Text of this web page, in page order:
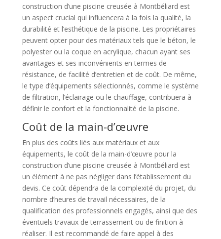
construction d’une piscine creusée à Montbéliard est
un aspect crucial qui influencera à la fois la qualité, la
durabilité et l’esthétique de la piscine. Les propriétaires
peuvent opter pour des matériaux tels que le béton, le
polyester ou la coque en acrylique, chacun ayant ses
avantages et ses inconvénients en termes de
résistance, de facilité d’entretien et de coût. De même,
le type d’équipements sélectionnés, comme le système
de filtration, l’éclairage ou le chauffage, contribuera à
définir le confort et la fonctionnalité de la piscine.
Coût de la main-d’œuvre
En plus des coûts liés aux matériaux et aux
équipements, le coût de la main-d’œuvre pour la
construction d’une piscine creusée à Montbéliard est
un élément à ne pas négliger dans l’établissement du
devis. Ce coût dépendra de la complexité du projet, du
nombre d’heures de travail nécessaires, de la
qualification des professionnels engagés, ainsi que des
éventuels travaux de terrassement ou de finition à
réaliser. Il est recommandé de faire appel à des